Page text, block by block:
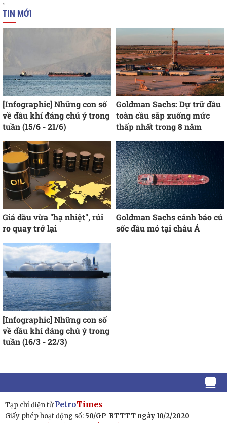
TIN MỚI
[Infographic] Những con số
về dầu khí đáng chú ý trong
tuần (15/6 - 21/6)
Goldman Sachs: Dự trữ dầu
toàn cầu sắp xuống mức
thấp nhất trong 8 năm
Giá dầu vừa "hạ nhiệt", rủi
ro quay trở lại
Goldman Sachs cảnh báo cú
sốc dầu mỏ tại châu Á
[Infographic] Những con số
về dầu khí đáng chú ý trong
tuần (16/3 - 22/3)
Tạp chí điện tửPetroTimes
Giấy phép hoạt động số: 50/GP-BTTTT ngày 10/2/2020